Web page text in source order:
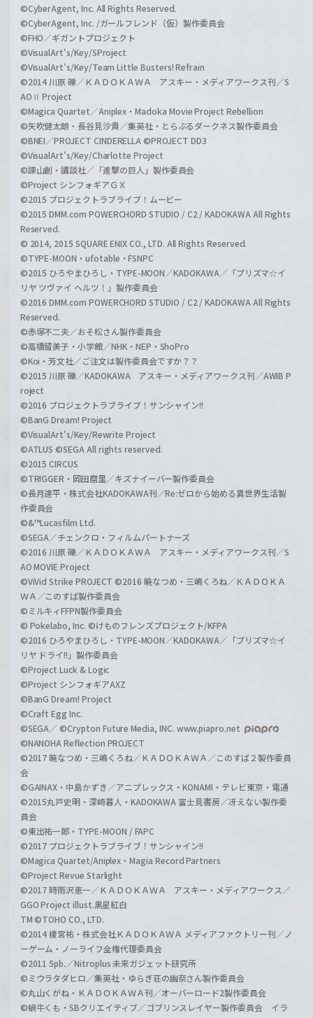
©CyberAgent, Inc. All Rights Reserved.
©CyberAgent, Inc. /ガールフレンド（仮）製作委員会
©FHO／ギガントプロジェクト
©VisualArt's/Key/SProject
©VisualArt's/Key/Team Little Busters! Refrain
©2014 川原 礫／ＫＡＤＯＫＡＷＡ アスキー・メディアワークス刊／S
AOⅡ Project
©Magica Quartet／Aniplex・Madoka Movie Project Rebellion
©矢吹健太朗・長谷見沙貴／集英社・とらぶるダークネス製作委員会
©BNEI／PROJECT CINDERELLA ©PROJECT DD3
©VisualArt's/Key/Charlotte Project
©諫山創・講談社／「進撃の巨人」製作委員会
©Project シンフォギアＧＸ
©2015 プロジェクトラブライブ！ムービー
©2015 DMM.com POWERCHORD STUDIO / C2 / KADOKAWA All Rights
Reserved.
© 2014, 2015 SQUARE ENIX CO., LTD. All Rights Reserved.
©TYPE-MOON・ufotable・FSNPC
©2015 ひろやまひろし・TYPE-MOON／KADOKAWA／「プリズマ☆イ
リヤ ツヴァイ ヘルツ！」製作委員会
©2016 DMM.com POWERCHORD STUDIO / C2 / KADOKAWA All Rights
Reserved.
©赤塚不二夫／おそ松さん製作委員会
©高橋留美子・小学館／NHK・NEP・ShoPro
©Koi・芳文社／ご注文は製作委員会ですか？？
©2015 川原 礫／KADOKAWA アスキー・メディアワークス刊／AWIB P
roject
©2016 プロジェクトラブライブ！サンシャイン!!
©BanG Dream! Project
©VisualArt's/Key/Rewrite Project
©ATLUS ©SEGA All rights reserved.
©2015 CIRCUS
©TRIGGER・岡田麿里／キズナイーバー製作委員会
©長月達平・株式会社KADOKAWA刊／Re:ゼロから始める異世界生活製
作委員会
©&™Lucasfilm Ltd.
©SEGA／チェンクロ・フィルムパートナーズ
©2016 川原 礫／ＫＡＤＯＫＡＷＡ アスキー・メディアワークス刊／S
AO MOVIE Project
©ViVid Strike PROJECT ©2016 暁なつめ・三嶋くろね／ＫＡＤＯＫＡ
ＷＡ／このすば製作委員会
©ミルキィFFPN製作委員会
© Pokelabo, Inc. ©けものフレンズプロジェクト/KFPA
©2016 ひろやまひろし・TYPE-MOON／KADOKAWA／「プリズマ☆イ
リヤ ドライ!!」製作委員会
©Project Luck & Logic
©Project シンフォギアAXZ
©BanG Dream! Project
©Craft Egg Inc.
©SEGA／ ©Crypton Future Media, INC. www.piapro.net
©NANOHA Reflection PROJECT
©2017 暁なつめ・三嶋くろね／ＫＡＤＯＫＡＷＡ／このすば２製作委員
会
©GAINAX・中島かずき／アニプレックス・KONAMI・テレビ東京・電通
©2015丸戸史明・深崎暮人・KADOKAWA 富士見書房／冴えない製作委
員会
©東出祐一郎・TYPE-MOON / FAPC
©2017 プロジェクトラブライブ！サンシャイン!!
©Magica Quartet/Aniplex・Magia Record Partners
©Project Revue Starlight
©2017 時雨沢恵一／ＫＡＤＯＫＡＷＡ アスキー・メディアワークス／
GGO Project illust.黒星紅白
TM ©TOHO CO., LTD.
©2014 榎宮祐・株式会社ＫＡＤＯＫＡＷＡ メディアファクトリー刊／ノ
ーゲーム・ノーライフ全権代理委員会
©2011 5pb.／Nitroplus 未来ガジェット研究所
©ミウラタダヒロ／集英社・ゆらぎ荘の幽奈さん製作委員会
©丸山くがね・ＫＡＤＯＫＡＷＡ刊／オーバーロード2製作委員会
©蝸牛くも・SBクリエイティブ／ゴブリンスレイヤー製作委員会 イラ